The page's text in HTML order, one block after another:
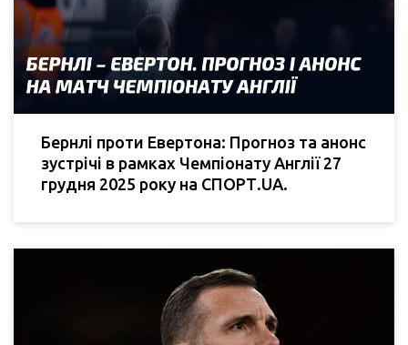
Бернлі проти Евертона: Прогноз та анонс
зустрічі в рамках Чемпіонату Англії 27
грудня 2025 року на СПОРТ.UA.